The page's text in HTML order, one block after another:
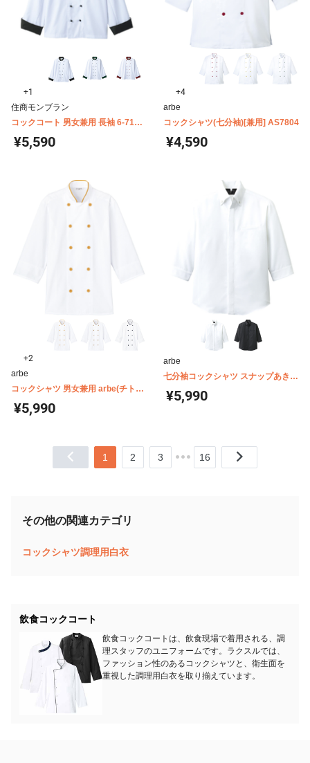
+1
住商モンブラン
コックコート 男女兼用 長袖 6-715-
¥5,590
+4
arbe
コックシャツ(七分袖)[兼用] AS7804
¥4,590
+2
arbe
コックシャツ 男女兼用 arbe(チトセ)
¥5,990
arbe
七分袖コックシャツ スナップあき
¥5,990
1 2 3 16
その他の関連カテゴリ
コックシャツ調理用白衣
飲食コックコート
飲食コックコートは、飲食現場で着用される、調
理スタッフのユニフォームです。ラクスルでは、
ファッション性のあるコックシャツと、衛生面を
重視した調理用白衣を取り揃えています。